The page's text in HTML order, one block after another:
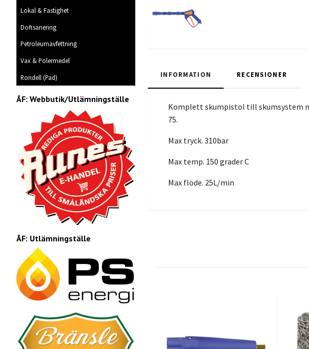
Lokal & Fastighet
Doftsanering
Petroleumavfettning
Vax & Polermedel
Rondell (Pad)
ÅF: Webbutik/Utlämningställe
ÅF: Utlämningställe
INFORMATION RECENSIONER
Komplett skumpistol till skumsystem
75.
Max tryck. 310bar
Max temp. 150 grader C
Max flöde. 25L/min